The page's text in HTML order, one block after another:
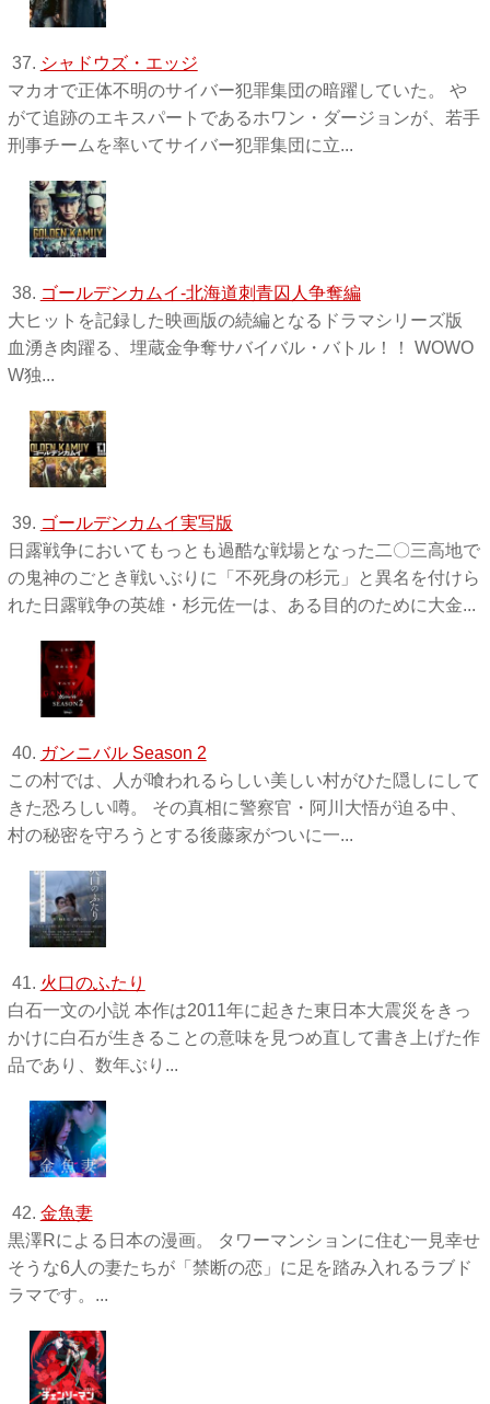
37. シャドウズ・エッジ
マカオで正体不明のサイバー犯罪集団の暗躍していた。 や
がて追跡のエキスパートであるホワン・ダージョンが、若手
刑事チームを率いてサイバー犯罪集団に立...
38. ゴールデンカムイ-北海道刺青囚人争奪編
大ヒットを記録した映画版の続編となるドラマシリーズ版
血湧き肉躍る、埋蔵金争奪サバイバル・バトル！！ WOWO
W独 ...
39. ゴールデンカムイ実写版
日露戦争においてもっとも過酷な戦場となった二〇三高地で
の鬼神のごとき戦いぶりに「不死身の杉元」と異名を付けら
れた日露戦争の英雄・杉元佐一は、ある目的のために大金...
40. ガンニバル Season 2
この村では、人が喰われるらしい美しい村がひた隠しにして
きた恐ろしい噂。 その真相に警察官・阿川大悟が迫る中、
村の秘密を守ろうとする後藤家がついに一...
41. 火口のふたり
白石一文の小説 本作は2011年に起きた東日本大震災をきっ
かけに白石が生きることの意味を見つめ直して書き上げた作
品であり、数年ぶり...
42. 金魚妻
黒澤Rによる日本の漫画。 タワーマンションに住む一見幸せ
そうな6人の妻たちが「禁断の恋」に足を踏み入れるラブド
ラマです。...